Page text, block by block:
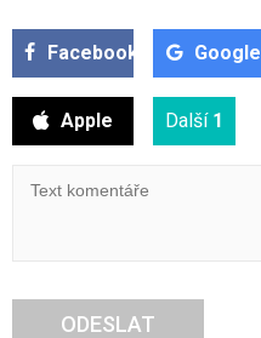
Facebook Google
Apple Další 1
ODESLAT